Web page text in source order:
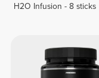
H2O Infusion - 8 sticks